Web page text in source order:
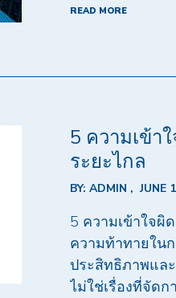
READ MORE
5 ความเข้า
ระยะไกล
BY: ADMIN JUNE
5 ความเข้าใจผิ
ความท้าทายใน
ประสิทธิภาพแล
ไม่ใช่เรื่องที่จัด